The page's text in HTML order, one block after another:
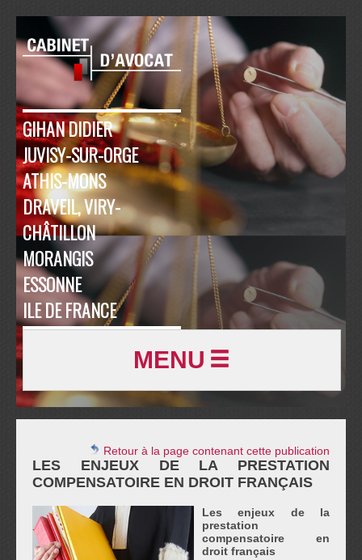
GIHAN DIDIER
JUVISY-SUR-ORGE
ATHIS-MONS
DRAVEIL, VIRY-
CHÂTILLON
MORANGIS
ESSONNE
ILE DE FRANCE
MENU
Retour à la page contenant cette publication
LES ENJEUX DE LA PRESTATION
COMPENSATOIRE EN DROIT FRANÇAIS
Les enjeux de la
prestation
compensatoire en
droit français